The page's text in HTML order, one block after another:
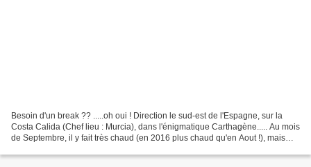
Besoin d'un break ?? .....oh oui ! Direction le sud-est de l'Espagne, sur la
Costa Calida (Chef lieu : Murcia), dans l'énigmatique Carthagène..... Au mois
de Septembre, il y fait très chaud (en 2016 plus chaud qu'en Aout !), mais